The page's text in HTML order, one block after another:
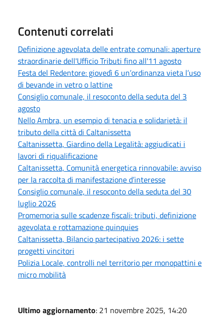
Contenuti correlati
Definizione agevolata delle entrate comunali: aperture
straordinarie dell'Ufficio Tributi fino all'11 agosto
Festa del Redentore: giovedì 6 un’ordinanza vieta l’uso
di bevande in vetro o lattine
Consiglio comunale, il resoconto della seduta del 3
agosto
Nello Ambra, un esempio di tenacia e solidarietà: il
tributo della città di Caltanissetta
Caltanissetta, Giardino della Legalità: aggiudicati i
lavori di riqualificazione
Caltanissetta, Comunità energetica rinnovabile: avviso
per la raccolta di manifestazione d’interesse
Consiglio comunale, il resoconto della seduta del 30
luglio 2026
Promemoria sulle scadenze fiscali: tributi, definizione
agevolata e rottamazione quinquies
Caltanissetta, Bilancio partecipativo 2026: i sette
progetti vincitori
Polizia Locale, controlli nel territorio per monopattini e
micro mobilità
Ultimo aggiornamento: 21 novembre 2025, 14:20